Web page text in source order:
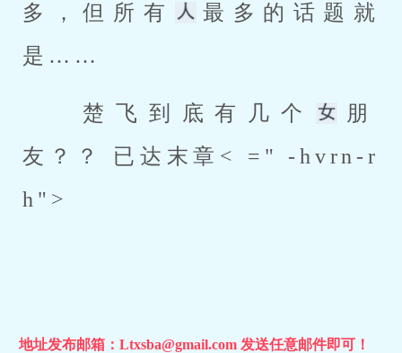
多，但所有
最多的话题就
是……
楚飞到底有几个
朋
友？？ 已达末章< =" -hvrn-r
h">
地址发布邮箱：Ltxsba@gmail.com 发送任意邮件即可！